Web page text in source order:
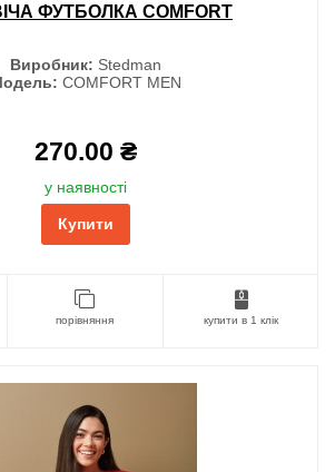
ФУТБОЛКА COMFORT
Виробник: Stedman
COMFORT MEN
270.00 ₴
у наявності
Купити
порівняння купити в 1 клік